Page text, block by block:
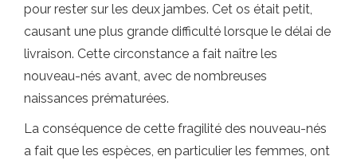
pour rester sur les deux jambes. Cet os était petit,
causant une plus grande difficulté lorsque le délai de
livraison. Cette circonstance a fait naître les
nouveau-nés avant, avec de nombreuses
naissances prématurées.
La conséquence de cette fragilité des nouveau-nés
a fait que les espèces, en particulier les femmes, ont